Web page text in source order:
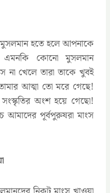
হতে হলে আপনাকে
এমনকি কোনো মুসলমান
না খেলে তারা তাকে খুবই
আত্মা তো মরে গেছে!
অংশ হয়ে গেছো!
আমাদের পূর্বপুরুষরা মাংস